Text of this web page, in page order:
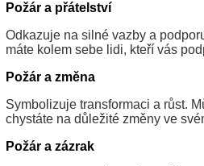
Požár a přátelství
Odkazuje na silné vazby a
máte kolem sebe lidi, kteří vás
Požár a změna
Symbolizuje transformaci a růst.
chystáte na důležité změny ve
Požár a zázrak